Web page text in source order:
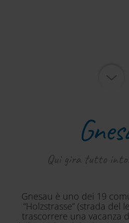
Qui gira tutto
Gnesau è uno dei 19
“Holzstrasse” (strada del
trascorrere una vacanza